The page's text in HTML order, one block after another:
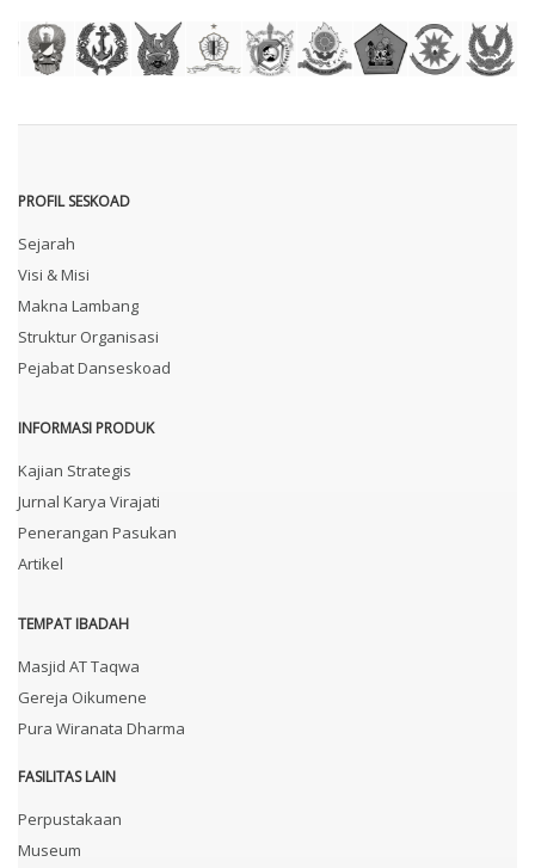
PROFIL SESKOAD
Sejarah
Visi & Misi
Makna Lambang
Struktur Organisasi
Pejabat Danseskoad
INFORMASI PRODUK
Kajian Strategis
Jurnal Karya Virajati
Penerangan Pasukan
Artikel
TEMPAT IBADAH
Masjid AT Taqwa
Gereja Oikumene
Pura Wiranata Dharma
FASILITAS LAIN
Perpustakaan
Museum